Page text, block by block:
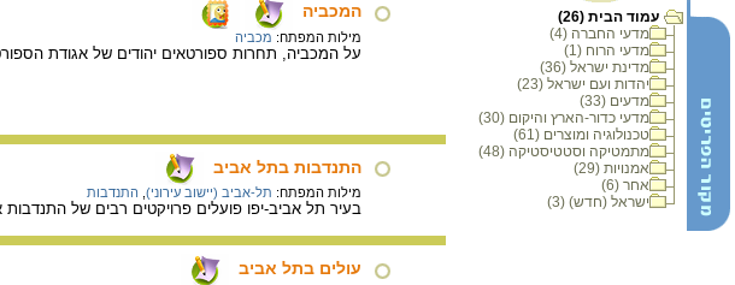
עמוד הבית (26)
מדעי החברה (4)
מדעי הרוח (1)
מדינת ישראל (36)
יהדות ועם ישראל (23)
מדעים (33)
מדעי כדור-הארץ והיקום (30)
טכנולוגיה ומוצרים (61)
מתמטיקה וסטטיסטיקה (48)
אמנויות (29)
אחר (6)
ישראל (חדש) (3)
המכביה
מילות המפתח: מכביה
על המכביה, תחרות ספורטאים יהודים של אגודת
התנדבות בתל אביב
מילות המפתח: תל-אביב (יישוב עירוני) התנדבות
בעיר תל אביב-יפו פועלים פרויקטים רבים של
עולים בתל אביב